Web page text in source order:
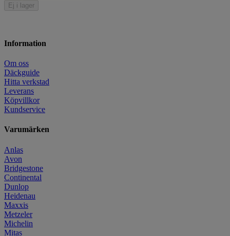
Ej i lager
Information
Om oss
Däckguide
Hitta verkstad
Leverans
Köpvillkor
Kundservice
Varumärken
Anlas
Avon
Bridgestone
Continental
Dunlop
Heidenau
Maxxis
Metzeler
Michelin
Mitas